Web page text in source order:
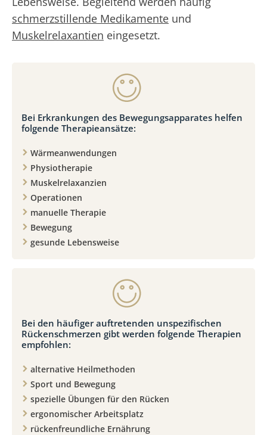
schmerzstillende Medikamente und
Muskelrelaxantien eingesetzt.
Bei Erkrankungen des Bewegungsapparates helfen
folgende Therapieansätze:
Wärmeanwendungen
Physiotherapie
Muskelrelaxanzien
Operationen
manuelle Therapie
Bewegung
gesunde Lebensweise
Bei den häufiger auftretenden unspezifischen
Rückenschmerzen gibt werden folgende Therapien
empfohlen:
alternative Heilmethoden
Sport und Bewegung
spezielle Übungen für den Rücken
ergonomischer Arbeitsplatz
rückenfreundliche Ernährung